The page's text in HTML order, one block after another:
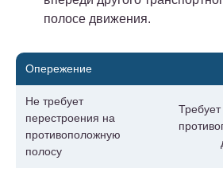
полосе движения.
Опережение
Не требует
перестроения на
противоположную
полосу